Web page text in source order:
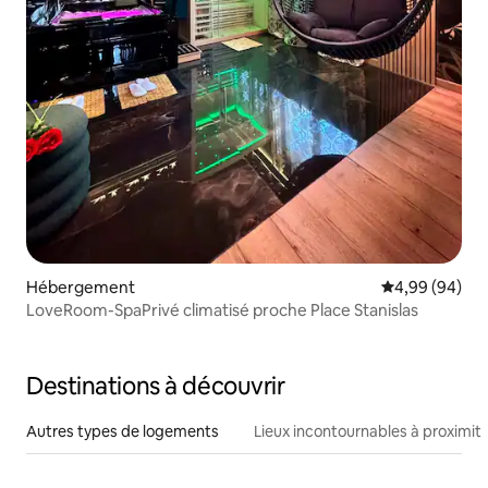
Hébergement Évaluation
4,99 (94)
LoveRoom-SpaPrivé climatisé proche Place Stanislas
Destinations à découvrir
Autres types de logements Lieux incontournables à